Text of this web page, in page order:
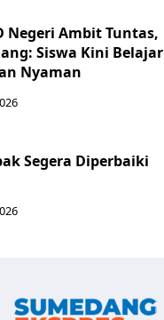
Negeri Ambit Tuntas,
Siswa Kini Belajar
Nyaman
Segera Diperbaiki